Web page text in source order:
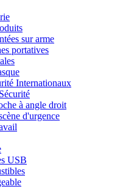
sur arme
portatives
Internationaux
à angle droit
d'urgence
USB